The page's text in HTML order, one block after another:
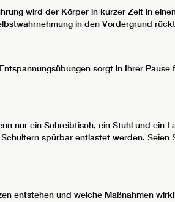
wird der Körper in kurzer Zeit in
in den Vordergrund
sorgt in Ihrer
nur ein Schreibtisch, ein Stuhl und ein
spürbar entlastet werden.
entstehen und welche Maßnahmen